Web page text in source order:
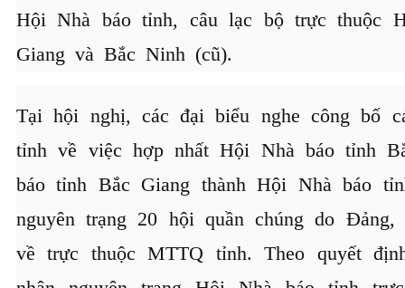
Hội Nhà báo tỉnh, câu lạc bộ trực thuộc
Giang và Bắc Ninh (cũ).
Tại hội nghị, các đại biểu nghe công bố
tỉnh về việc hợp nhất Hội Nhà báo tỉnh
báo tỉnh Bắc Giang thành Hội Nhà báo
nguyên trạng 20 hội quần chúng do
về trực thuộc MTTQ tỉnh. Theo quyết